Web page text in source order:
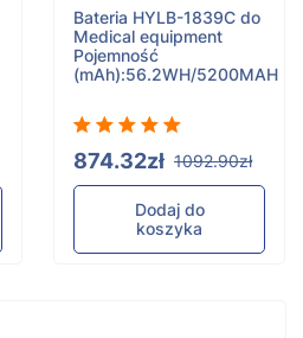
Bateria HYLB-1839C do
Medical equipment
Pojemność
(mAh):56.2WH/5200MAH
874.32zł 1092.90zł
Dodaj do
koszyka